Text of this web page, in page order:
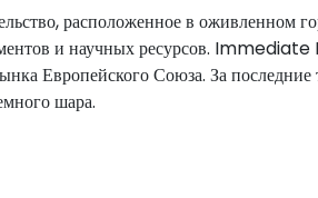
расположенное в оживленном
и научных ресурсов. Immediate
Европейского Союза. За
шара.